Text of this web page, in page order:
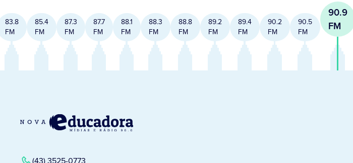
83.8
FM
85.4
FM
87.3
FM
87.7
FM
88.1
FM
88.3
FM
88.8
FM
89.2
FM
89.4
FM
90.2
FM
90.5
FM
90.9
FM